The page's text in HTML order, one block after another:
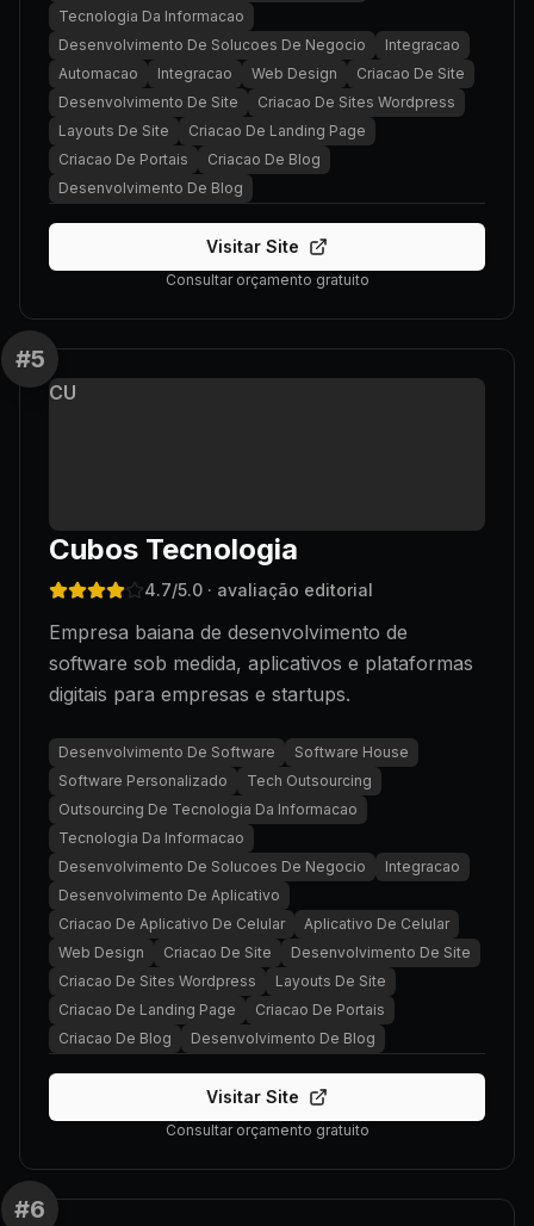
Tecnologia Da Informacao
Desenvolvimento De Solucoes De Negocio
Integracao
Automacao
Integracao Web Design
Criacao De Site
Desenvolvimento De Site
Criacao De Sites Wordpress
Layouts De Site
Criacao De Landing Page
Criacao De Portais
Criacao De Blog
Desenvolvimento De Blog
Visitar Site
Consultar orçamento gratuito
#5
CU
Cubos Tecnologia
4.7/5.0 · avaliação editorial
Empresa baiana de desenvolvimento de
software sob medida, aplicativos e plataformas
digitais para empresas e startups.
Desenvolvimento De Software
Software House
Software Personalizado
Tech Outsourcing
Outsourcing De Tecnologia Da Informacao
Tecnologia Da Informacao
Desenvolvimento De Solucoes De Negocio
Integracao
Desenvolvimento De Aplicativo
Criacao De Aplicativo De Celular
Aplicativo De Celular
Web Design
Criacao De Site
Desenvolvimento De Site
Criacao De Sites Wordpress
Layouts De Site
Criacao De Landing Page
Criacao De Portais
Criacao De Blog
Desenvolvimento De Blog
Visitar Site
Consultar orçamento gratuito
#6